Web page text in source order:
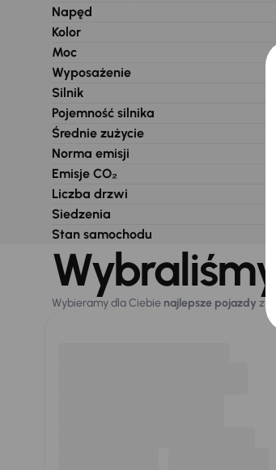
Napęd
Kolor
Moc
Wyposażenie
Silnik
Pojemność silnika
Średnie zużycie
Norma emisji
Emisje CO₂
Liczba drzwi
Siedzenia
Stan samochodu
Wybieramy dla Ciebie najlepsze pojazdy z